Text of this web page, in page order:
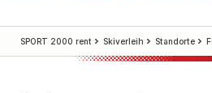
SPORT 2000 rent Skiverleih Standorte